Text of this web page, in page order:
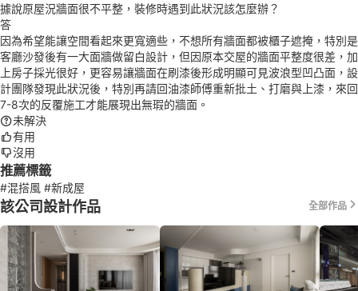
據說原屋況牆面很不平整，裝修時遇到此狀況該怎麼辦？
答
因為希望能讓空間看起來更寬適些，不想所有牆面都被櫃子遮掩，特別是
客廳沙發後有一大面牆做留白設計，但因原本交屋的牆面平整度很差，加
上房子採光很好，更容易讓牆面在刷漆後形成明顯可見波浪型凹凸面，設
計團隊發現此狀況後，特別再請回油漆師傅重新批土、打磨與上漆，來回
7-8次的反覆施工才能展現出無瑕的牆面。
未解決
有用
沒用
推薦標籤
#混搭風 #新成屋
該公司設計作品 全部作品